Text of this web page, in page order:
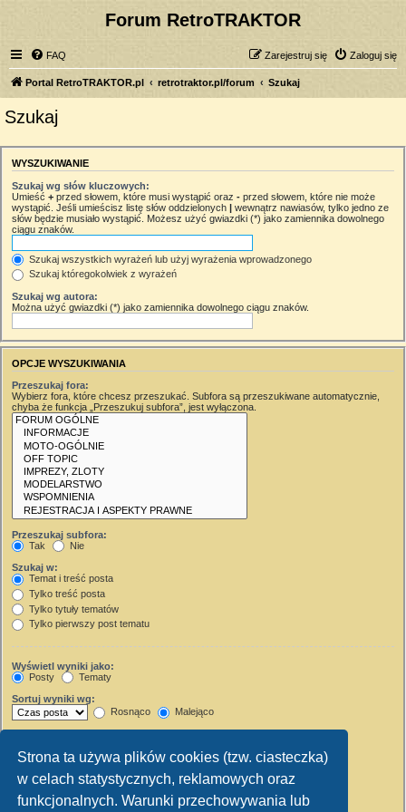
Strona ta używa plików cookies (tzw. ciasteczka)
w celach statystycznych, reklamowych oraz
funkcjonalnych. Warunki przechowywania lub
Forum RetroTRAKTOR
FAQ Zaloguj się
Zarejestruj się
Portal RetroTRAKTOR.pl retrotraktor.pl/forum Szukaj
Szukaj
WYSZUKIWANIE
Szukaj wg słów kluczowych:
Umieść + przed słowem, które musi wystąpić oraz - przed słowem, które nie może
wystąpić. Jeśli umieścisz listę słów oddzielonych | wewnątrz nawiasów, tylko jedno ze
słów będzie musiało wystąpić. Możesz użyć gwiazdki (*) jako zamiennika dowolnego
ciągu znaków.
Szukaj wszystkich wyrażeń lub użyj wyrażenia wprowadzonego
Szukaj któregokolwiek z wyrażeń
Szukaj wg autora:
Można użyć gwiazdki (*) jako zamiennika dowolnego ciągu znaków.
OPCJE WYSZUKIWANIA
Przeszukaj fora:
Wybierz fora, które chcesz przeszukać. Subfora są przeszukiwane automatycznie,
chyba że funkcja „Przeszukuj subfora”, jest wyłączona.
Przeszukaj subfora:
Tak
Nie
Szukaj w:
Temat i treść posta
Tylko treść posta
Tylko tytuły tematów
Tylko pierwszy post tematu
Wyświetl wyniki jako:
Posty
Tematy
Sortuj wyniki wg:
Rosnąco
Malejąco
Wyświetl pierwsze:
Ustaw 0, aby wyświetlić cały post.
znaków w poście